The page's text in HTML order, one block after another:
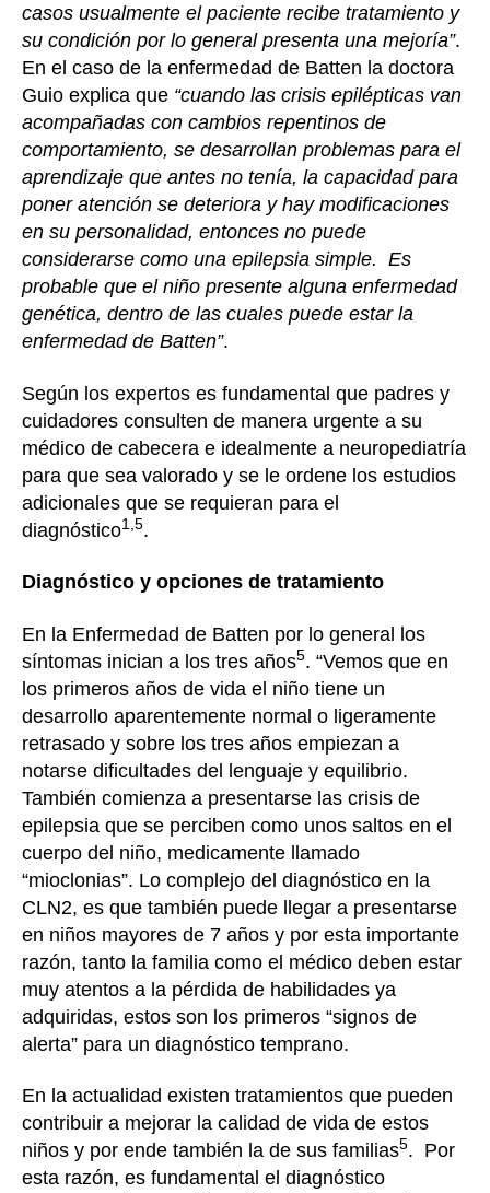
casos usualmente el paciente recibe tratamiento y
su condición por lo general presenta una mejoría”.
En el caso de la enfermedad de Batten la doctora
Guio explica que “cuando las crisis epilépticas van
acompañadas con cambios repentinos de
comportamiento, se desarrollan problemas para el
aprendizaje que antes no tenía, la capacidad para
poner atención se deteriora y hay modificaciones
en su personalidad, entonces no puede
considerarse como una epilepsia simple. Es
probable que el niño presente alguna enfermedad
genética, dentro de las cuales puede estar la
enfermedad de Batten”.
Según los expertos es fundamental que padres y
cuidadores consulten de manera urgente a su
médico de cabecera e idealmente a neuropediatría
para que sea valorado y se le ordene los estudios
adicionales que se requieran para el
diagnóstico1,5.
Diagnóstico y opciones de tratamiento
En la Enfermedad de Batten por lo general los
síntomas inician a los tres años5. “Vemos que en
los primeros años de vida el niño tiene un
desarrollo aparentemente normal o ligeramente
retrasado y sobre los tres años empiezan a
notarse dificultades del lenguaje y equilibrio.
También comienza a presentarse las crisis de
epilepsia que se perciben como unos saltos en el
cuerpo del niño, medicamente llamado
“mioclonias”. Lo complejo del diagnóstico en la
CLN2, es que también puede llegar a presentarse
en niños mayores de 7 años y por esta importante
razón, tanto la familia como el médico deben estar
muy atentos a la pérdida de habilidades ya
adquiridas, estos son los primeros “signos de
alerta” para un diagnóstico temprano.
En la actualidad existen tratamientos que pueden
contribuir a mejorar la calidad de vida de estos
niños y por ende también la de sus familias5. Por
esta razón, es fundamental el diagnóstico